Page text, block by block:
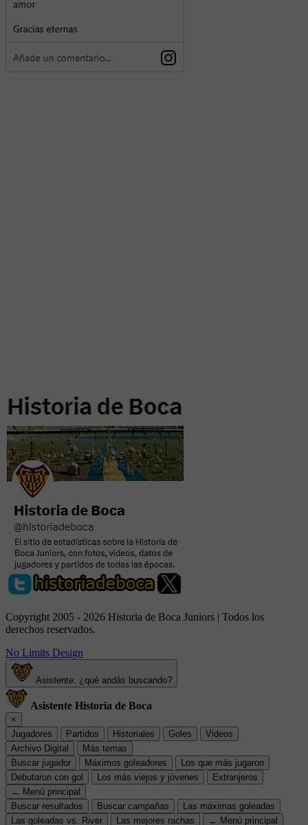
Copyright 2005 - 2026 Historia de Boca Juniors | Todos los
derechos reservados.
No Limits Design
Asistente: ¿qué andás buscando?
Asistente Historia de Boca
×
Jugadores
Partidos Historiales Goles
Videos
Archivo Digital
Más temas
Buscar jugador
Máximos goleadores
Los que más jugaron
Debutaron con gol
Los más viejos y jóvenes
Extranjeros
← Menú principal
Buscar resultados
Buscar campañas
Las máximas goleadas
Las goleadas vs. River
Las mejores rachas
← Menú principal